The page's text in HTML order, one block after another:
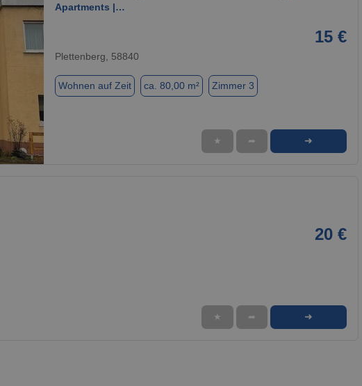
1 / 8
Apartments |…
15 €
Plettenberg, 58840
Wohnen auf Zeit ca. 80,00 m² Zimmer 3
★ ➦ ➜
20 €
★ ➦ ➜